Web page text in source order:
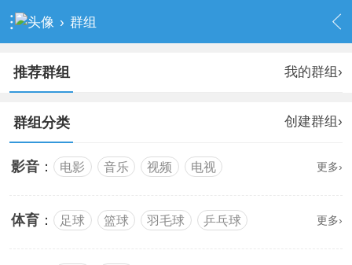
› 群组
推荐群组 我的群组›
群组分类 创建群组›
影音 ： 电影 音乐 视频 电视 更多›
体育 ： 足球 篮球 羽毛球 乒乓球 更多›